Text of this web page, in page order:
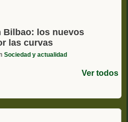
Bilbao: los nuevos
las curvas
Sociedad y actualidad
Ver todos